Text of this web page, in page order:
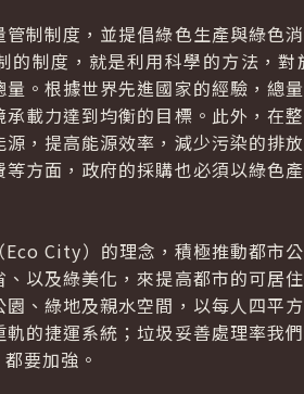
制度，並提倡綠色生產與綠色
的制度，就是利用科學的方法，
。根據世界先進國家的經驗，總
載力達到均衡的目標。此外，在
，提高能源效率，減少污染的排
方面，政府的採購也必須以綠色
City）的理念，積極推動都市
以及綠美化，來提高都市的可居
、綠地及親水空間，以每人四平
的捷運系統；垃圾妥善處理率我
要加強。